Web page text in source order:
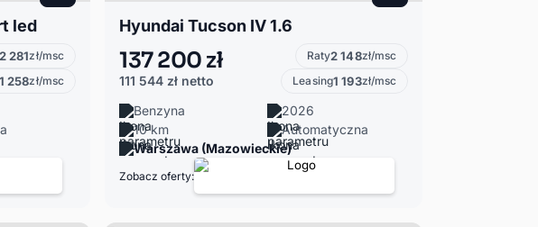
led
281zł/msc
258zł/msc
Hyundai Tucson IV 1.6
137 200 zł
111 544 zł netto
Raty2 148zł/msc
Leasing1 193zł/msc
Benzyna
2026
10 km
Automatyczna
Warszawa (Mazowieckie)
Zobacz oferty: